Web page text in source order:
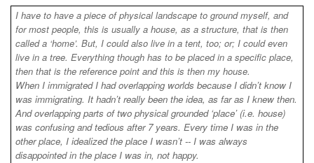
I have to have a piece of physical landscape to ground myself, and
for most people, this is usually a house, as a structure, that is then
called a ‘home’. But, I could also live in a tent, too; or; I could even
live in a tree. Everything though has to be placed in a specific place,
then that is the reference point and this is then my house.
When I immigrated I had overlapping worlds because I didn’t know I
was immigrating. It hadn’t really been the idea, as far as I knew then.
And overlapping parts of two physical grounded ‘place’ (i.e. house)
was confusing and tedious after 7 years. Every time I was in the
other place, I idealized the place I wasn’t -- I was always
disappointed in the place I was in, not happy.